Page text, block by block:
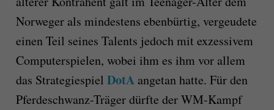
Norweger als mindestens ebenbürtig, vergeudete
einen Teil seines Talents jedoch mit exzessivem
Computerspielen, wobei ihm es ihm vor allem
das Strategiespiel DotAangetan hatte. Für den
Pferdeschwanz-Träger dürfte der WM-Kampf